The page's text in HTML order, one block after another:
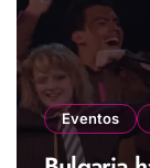
Eventos